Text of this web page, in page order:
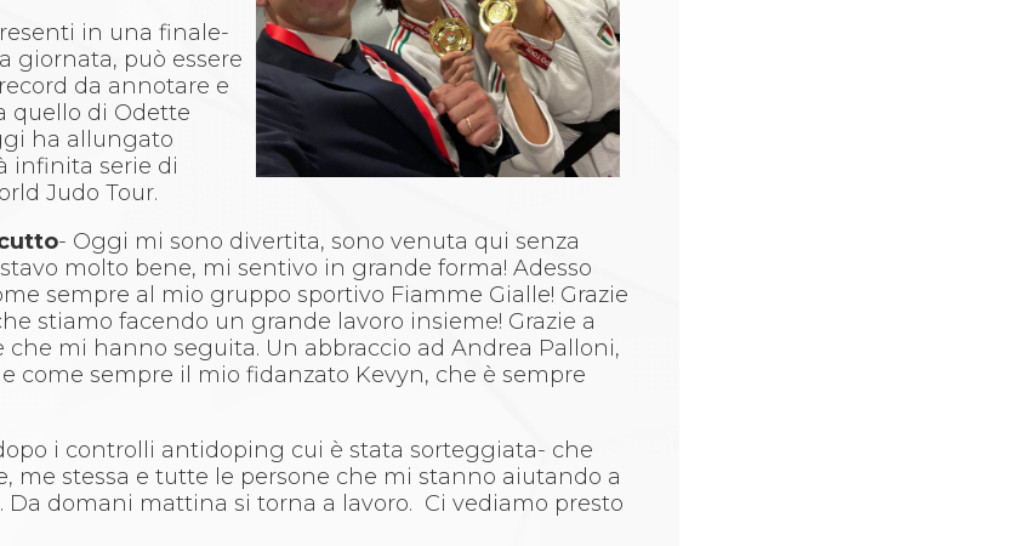
in una finale-
giornata, può essere
da annotare e
quello di Odette
ha allungato
infinita serie di
Judo Tour.
- Oggi mi sono divertita, sono venuta qui senza
molto bene, mi sentivo in grande forma! Adesso
sempre al mio gruppo sportivo Fiamme Gialle! Grazie
stiamo facendo un grande lavoro insieme! Grazie a
mi hanno seguita. Un abbraccio ad Andrea Palloni,
come sempre il mio fidanzato Kevyn, che è sempre
i controlli antidoping cui è stata sorteggiata- che
me stessa e tutte le persone che mi stanno aiutando a
Da domani mattina si torna a lavoro. Ci vediamo presto